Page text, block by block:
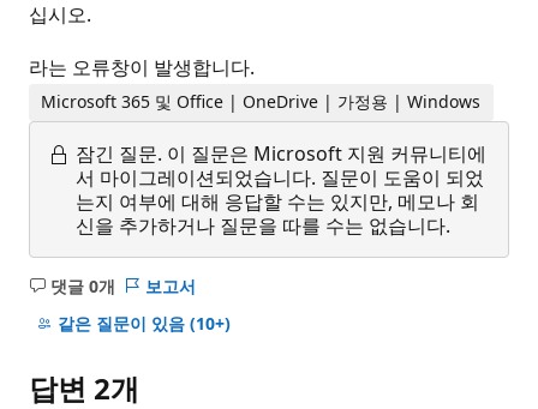
십시오.
라는 오류창이 발생합니다.
Microsoft 365 및 Office | OneDrive | 가정용 | Windows
잠긴 질문. 이 질문은 Microsoft 지원 커뮤니티에
서 마이그레이션되었습니다. 질문이 도움이 되었
는지 여부에 대해 응답할 수는 있지만, 메모나 회
신을 추가하거나 질문을 따를 수는 없습니다.
댓글 0개
설
명
음
보고서
같은 질문이 있음 (10+)
답변 2개